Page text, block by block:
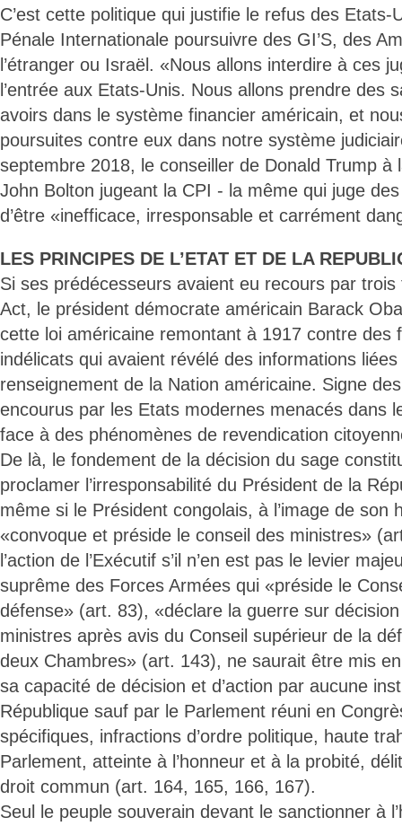
C’est cette politique qui justifie le refus des Etats-
Pénale Internationale poursuivre des GI’S, des
l’étranger ou Israël. «Nous allons interdire à ces
l’entrée aux Etats-Unis. Nous allons prendre des
avoirs dans le système financier américain, et
poursuites contre eux dans notre système
septembre 2018, le conseiller de Donald Trump à
John Bolton jugeant la CPI - la même qui juge
d’être «inefficace, irresponsable et carrément
LES PRINCIPES DE L’ETAT ET DE LA
Si ses prédécesseurs avaient eu recours par trois
Act, le président démocrate américain Barack
cette loi américaine remontant à 1917 contre des
indélicats qui avaient révélé des informations
renseignement de la Nation américaine. Signe
encourus par les Etats modernes menacés dans
face à des phénomènes de revendication
De là, le fondement de la décision du sage
proclamer l’irresponsabilité du Président de la
même si le Président congolais, à l’image de son
«convoque et préside le conseil des ministres»
l’action de l’Exécutif s’il n’en est pas le levier
suprême des Forces Armées qui «préside le
défense» (art. 83), «déclare la guerre sur
ministres après avis du Conseil supérieur de la
deux Chambres» (art. 143), ne saurait être mis
sa capacité de décision et d’action par aucune
République sauf par le Parlement réuni en
spécifiques, infractions d’ordre politique, haute
Parlement, atteinte à l’honneur et à la probité,
droit commun (art. 164, 165, 166, 167).
Seul le peuple souverain devant le sanctionner à